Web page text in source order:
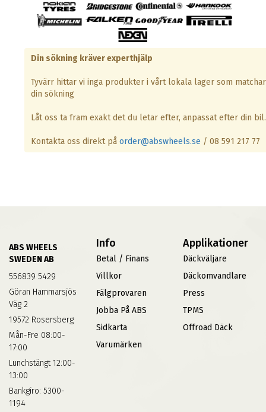
Din sökning kräver experthjälp
Tyvärr hittar vi inga produkter i vårt lokala lager som matchar
din sökning
Låt oss ta fram exakt det du letar efter, anpassat efter din bil.
Kontakta oss direkt på order@abswheels.se / 08 591 217 77
ABS WHEELS
SWEDEN AB
556839 5429
Göran Hammarsjös
Väg 2
19572 Rosersberg
Mån-Fre 08:00-
17:00
Lunchstängt 12:00-
13:00
Bankgiro: 5300-
1194
Info
Betal / Finans
Villkor
Fälgprovaren
Jobba På ABS
Sidkarta
Varumärken
Applikationer
Däckväljare
Däckomvandlare
Press
TPMS
Offroad Däck